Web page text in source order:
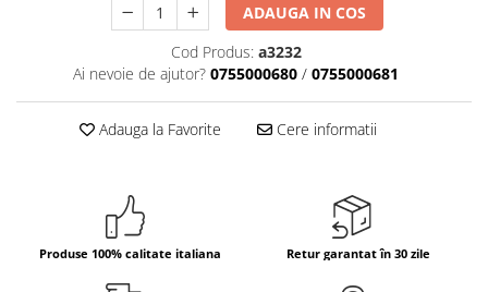
Bauturi aperitive, alcoolice
Apa italiana
Sucuri si bauturi racoritoare
Produse fara gluten
Produse de panificatie
Produse de patiserie
ADAUGA IN COS
Cod Produs: a3232
Ai nevoie de ajutor? 0755000680 / 0755000681
Adauga la Favorite Cere informatii
Produse 100% calitate italiana Retur garantat în 30 zile